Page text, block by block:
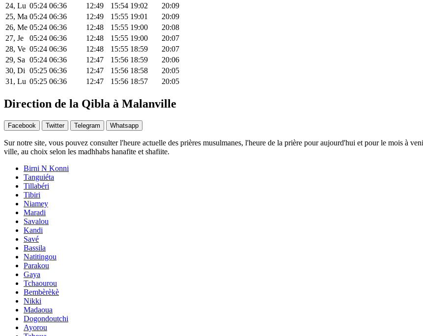
24, Lu 05:24 06:36 12:49 15:54 19:02
20:09
25, Ma 05:24 06:36 12:49 15:55 19:01
20:09
26, Me 05:24 06:36 12:48 15:55 19:00
20:08
27, Je
05:24 06:36 12:48 15:55 19:00
20:07
28, Ve 05:24 06:36 12:48 15:55 18:59
20:07
29, Sa 05:24 06:36 12:47 15:56 18:59
20:06
30, Di 05:25 06:36 12:47 15:56 18:58
20:05
31, Lu 05:25 06:36 12:47 15:56 18:57 20:05
Direction de la Qibla à Malanville
Facebook Twitter Telegram Whatsapp
Sur notre site, vous pouvez consulter l'heure actuelle des prières musulmanes, l'heure de la prière pour aujourd'hui et pour le mois à
ville, au choix selon les madhhabs hanafite et shafiite.
Birni N Konni
Tanguiéta
Tillabéri
Tibiri
Niamey
Maradi
Savalou
Kandi
Savé
Bassila
Natitingou
Parakou
Gaya
Tchaourou
Bembèrèkè
Nikki
Madaoua
Dogondoutchi
Ayorou